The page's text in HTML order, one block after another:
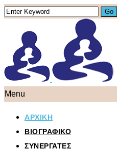
Menu
ΑΡΧΙΚΗ
ΒΙΟΓΡΑΦΙΚΟ
ΣΥΝΕΡΓΑΤΕΣ